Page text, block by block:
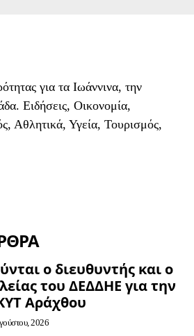
για τα Ιωάννινα, την
Ειδήσεις, Οικονομία,
Αθλητικά, Υγεία, Τουρισμός,
ο διευθυντής και ο
του ΔΕΔΔΗΕ για την
Αράχθου
2026